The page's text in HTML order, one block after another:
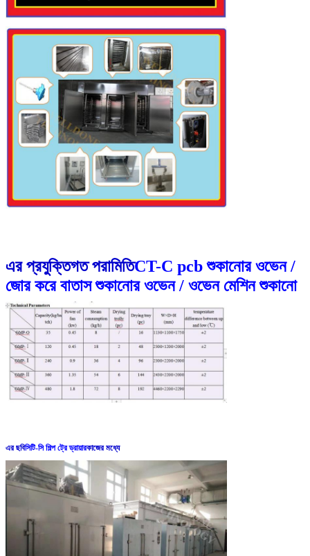
এর প্রযুক্তিগত পরামিতিCT-C pcb শুকানোর ওভেন /
জোর করে বাতাস শুকানোর ওভেন / ওভেন মেশিন শুকানো
এর ছবিসিটি-সি শিল্প ট্রে ড্রায়ারকাজের মধ্যে